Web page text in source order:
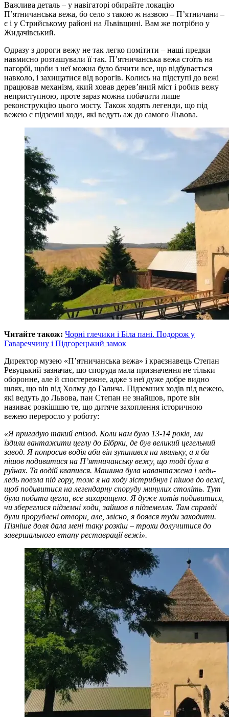
Важлива деталь – у навігаторі обирайте локацію
П’ятничанська вежа, бо село з такою ж назвою – П’ятничани –
є і у Стрийському районі на Львівщині. Вам же потрібно у
Жидачівський.
Одразу з дороги вежу не так легко помітити – наші предки
навмисно розташували її так. П’ятничанська вежа стоїть на
пагорбі, щоби з неї можна було бачити все, що відбувається
навколо, і захищатися від ворогів. Колись на підступі до вежі
працював механізм, який ховав дерев’яний міст і робив вежу
неприступною, проте зараз можна побачити лише
реконструкцію цього мосту. Також ходять легенди, що під
вежею є підземні ходи, які ведуть аж до самого Львова.
Читайте також: Чорні глечики і Біла пані. Подорож у
Гавареччину і Підгорецький замок
Директор музею «П’ятничанська вежа» і краєзнавець Степан
Ревуцький зазначає, що споруда мала призначення не тільки
оборонне, але й спостережне, адже з неї дуже добре видно
шлях, що вів від Холму до Галича. Підземних ходів під вежею,
які ведуть до Львова, пан Степан не знайшов, проте він
називає розкішшю те, що дитяче захоплення історичною
вежею переросло у роботу:
«Я пригадую такий епізод. Коли нам було 13-14 років, ми
їздили вантажити цеглу до Бібрки, де був великий цегельний
завод. Я попросив водія аби він зупинився на хвильку, а я би
пішов подивитися на П’ятничанську вежу, що тоді була в
руїнах. Та водій квапився. Машина була навантажена і ледь-
ледь повзла під гору, тож я на ходу зістрибнув і пішов до вежі,
щоб подивитися на легендарну споруду минулих століть. Тут
була побита цегла, все захаращено. Я дуже хотів подивитися,
чи збереглися підземні ходи, зайшов в підземелля. Там справді
були прорублені отвори, але, звісно, я боявся туди заходити.
Пізніше доля дала мені таку розкіш – трохи долучитися до
завершального етапу реставрації вежі».